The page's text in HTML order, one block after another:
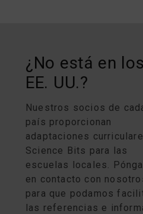
¿No está en los
EE. UU.?
Nuestros socios de
país proporcionan
adaptaciones
Science Bits para las
escuelas locales.
en contacto con
para que podamos
las referencias e